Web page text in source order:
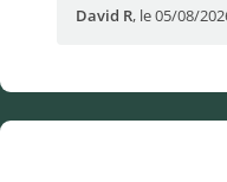
David R, le 05/08/